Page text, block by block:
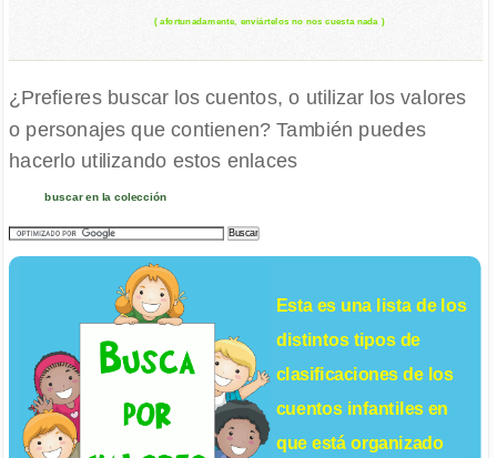
( afortunadamente, enviártelos no nos cuesta nada )
¿Prefieres buscar los cuentos, o utilizar los valores
o personajes que contienen? También puedes
hacerlo utilizando estos enlaces
buscar en la colección
Esta es una lista de los
distintos tipos de
clasificaciones de los
cuentos infantilesen
que está organizado